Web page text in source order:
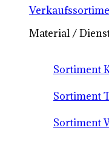
Material /
Sortiment
Sortiment
Sortiment